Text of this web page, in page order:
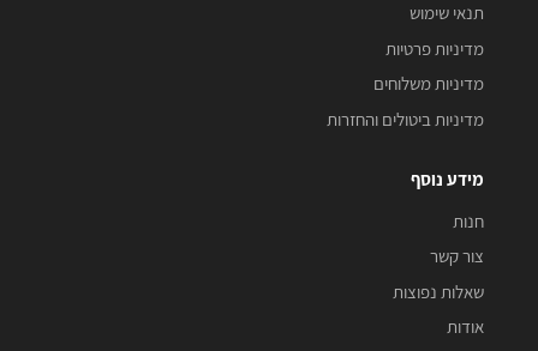
תנאי שימוש
מדיניות פרטיות
מדיניות משלוחים
מדיניות ביטולים והחזרות
מידע נוסף
חנות
צור קשר
שאלות נפוצות
אודות